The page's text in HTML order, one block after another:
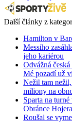
Další články z
Hamilton v
Messiho
jeho kariérou
Odvážná
Mé pozadí už
Nežil tam
miliony na
Sparta na
Obránce
Roušal se